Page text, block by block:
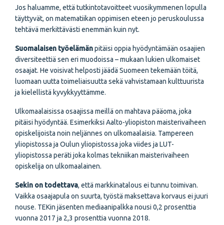
Jos haluamme, että tutkintotavoitteet vuosikymmenen lopulla
täyttyvät, on matematiikan oppimisen eteen jo peruskoulussa
tehtävä merkittävästi enemmän kuin nyt.
Suomalaisen työelämänpitäisi oppia hyödyntämään osaajien
diversiteettiä sen eri muodoissa – mukaan lukien ulkomaiset
osaajat. He voisivat helposti jäädä Suomeen tekemään töitä,
luomaan uutta toimeliaisuutta sekä vahvistamaan kulttuurista
ja kielellistä kyvykkyyttämme.
Ulkomaalaisissa osaajissa meillä on mahtava pääoma, joka
pitäisi hyödyntää. Esimerkiksi Aalto-yliopiston maisterivaiheen
opiskelijoista noin neljännes on ulkomaalaisia. Tampereen
yliopistossa ja Oulun yliopistossa joka viides ja LUT-
yliopistossa peräti joka kolmas tekniikan maisterivaiheen
opiskelija on ulkomaalainen.
Sekin on todettava, että markkinatalous ei tunnu toimivan.
Vaikka osaajapula on suurta, työstä maksettava korvaus ei juuri
nouse. TEKin jäsenten mediaanipalkka nousi 0,2 prosenttia
vuonna 2017 ja 2,3 prosenttia vuonna 2018.